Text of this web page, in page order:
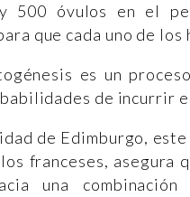
500 óvulos en el
que cada uno de los
es un
de incurrir
de Edimburgo,
franceses, asegura
una